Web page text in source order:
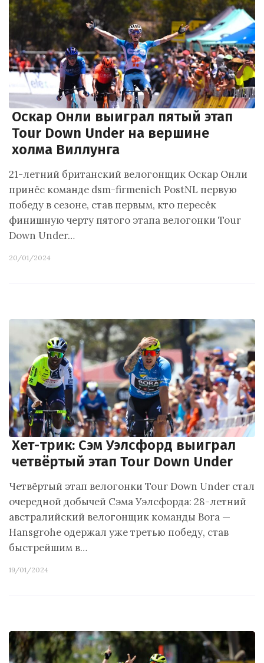
Оскар Онли выиграл пятый этап
Tour Down Under на вершине
холма Виллунга
21-летний британский велогонщик Оскар Онли
принёс команде dsm-firmenich PostNL первую
победу в сезоне, став первым, кто пересёк
финишную черту пятого этапа велогонки Tour
Down Under…
20/01/2024
Хет-трик: Сэм Уэлсфорд выиграл
четвёртый этап Tour Down Under
Четвёртый этап велогонки Tour Down Under стал
очередной добычей Сэма Уэлсфорда: 28-летний
австралийский велогонщик команды Bora —
Hansgrohe одержал уже третью победу, став
быстрейшим в…
19/01/2024